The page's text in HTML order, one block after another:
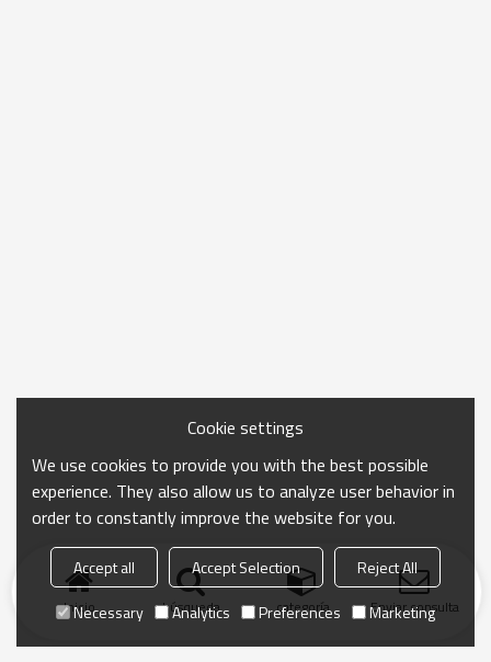
Inicio búsqueda categoría Enviar consulta
Cookie settings
We use cookies to provide you with the best possible
experience. They also allow us to analyze user behavior in
order to constantly improve the website for you.
Accept all Accept Selection
Reject All
Necessary
Analytics Preferences Marketing